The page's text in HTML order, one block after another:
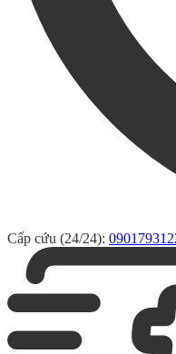
Cấp cứu (24/24):